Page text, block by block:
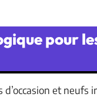
pour
et neufs